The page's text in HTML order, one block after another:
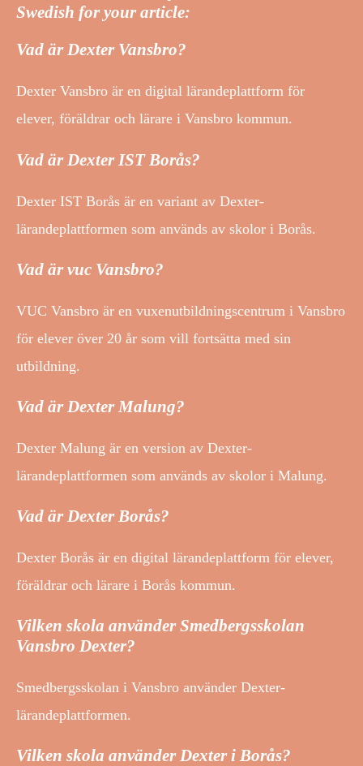
Swedish for your article:
Vad är Dexter Vansbro?
Dexter Vansbro är en digital lärandeplattform för
elever, föräldrar och lärare i Vansbro kommun.
Vad är Dexter IST Borås?
Dexter IST Borås är en variant av Dexter-
lärandeplattformen som används av skolor i Borås.
Vad är vuc Vansbro?
VUC Vansbro är en vuxenutbildningscentrum i Vansbro
för elever över 20 år som vill fortsätta med sin
utbildning.
Vad är Dexter Malung?
Dexter Malung är en version av Dexter-
lärandeplattformen som används av skolor i Malung.
Vad är Dexter Borås?
Dexter Borås är en digital lärandeplattform för elever,
föräldrar och lärare i Borås kommun.
Vilken skola använder Smedbergsskolan
Vansbro Dexter?
Smedbergsskolan i Vansbro använder Dexter-
lärandeplattformen.
Vilken skola använder Dexter i Borås?